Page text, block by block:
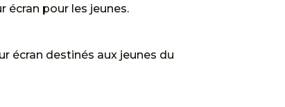
écran pour les jeunes.
écran destinés aux jeunes du